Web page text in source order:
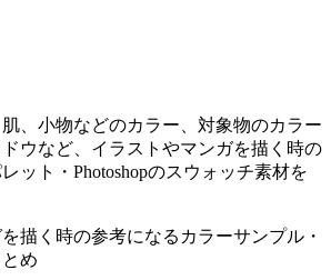
、小物などのカラー、対象物のカラー
ウなど、イラストやマンガを描く時の
ット・Photoshopのスウォッチ素材を